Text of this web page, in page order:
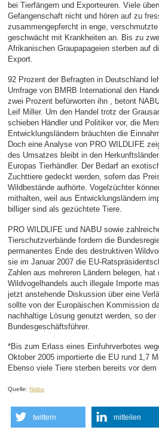
bei Tierfängern und Exporteuren. Viele
Gefangenschaft nicht und hören auf zu
zusammengepfercht in enge,
geschwächt mit Krankheiten an. Bis zu
Afrikanischen Graupapageien sterben auf
Export.
92 Prozent der Befragten in Deutschland
Umfrage von BMRB International den
zwei Prozent befürworten ihn , betont
Leif Miller. Um den Handel trotz der
schieben Händler und Politiker vor, die
Entwicklungsländern bräuchten die
Doch eine Analyse von PRO WILDLIFE
des Umsatzes bleibt in den
Europas Tierhändler. Der Bedarf an
Zuchttiere gedeckt werden, sofern das
Wildbestände aufhörte. Vogelzüchter
mithalten, weil aus Entwicklungsländern
billiger sind als gezüchtete Tiere.
PRO WILDLIFE und NABU sowie
Tierschutzverbände fordern die
permanentes Ende des destruktiven
sie im Januar 2007 die EU-
Zahlen aus mehreren Ländern belegen, hat
Wildvogelhandels auch illegale Importe
jetzt anstehende Diskussion über eine
sollte von der Europäischen Kommission
nachhaltige Lösung genutzt werden, so der
Bundesgeschäftsführer.
*Bis zum Erlass eines Einfuhrverbotes
Oktober 2005 importierte die EU rund 1,7
Ebenso viele Tiere sterben bereits vor dem
Quelle:Nabu
twittern mitteilen